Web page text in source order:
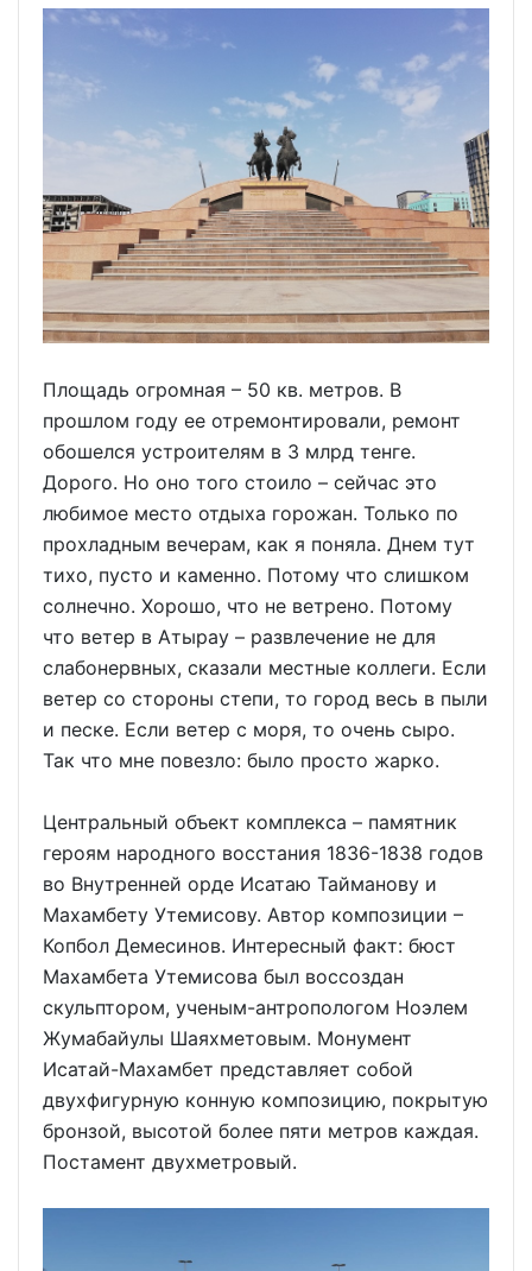
Площадь огромная – 50 кв. метров. В
прошлом году ее отремонтировали, ремонт
обошелся устроителям в 3 млрд тенге.
Дорого. Но оно того стоило – сейчас это
любимое место отдыха горожан. Только по
прохладным вечерам, как я поняла. Днем тут
тихо, пусто и каменно. Потому что слишком
солнечно. Хорошо, что не ветрено. Потому
что ветер в Атырау – развлечение не для
слабонервных, сказали местные коллеги. Если
ветер со стороны степи, то город весь в пыли
и песке. Если ветер с моря, то очень сыро.
Так что мне повезло: было просто жарко.
Центральный объект комплекса – памятник
героям народного восстания 1836-1838 годов
во Внутренней орде Исатаю Тайманову и
Махамбету Утемисову. Автор композиции –
Копбол Демесинов. Интересный факт: бюст
Махамбета Утемисова был воссоздан
скульптором, ученым-антропологом Ноэлем
Жумабайулы Шаяхметовым. Монумент
Исатай-Махамбет представляет собой
двухфигурную конную композицию, покрытую
бронзой, высотой более пяти метров каждая.
Постамент двухметровый.